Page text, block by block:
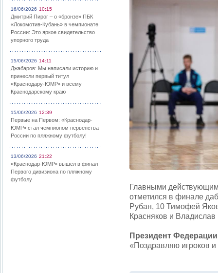
16/06/2026 10:15
Дмитрий Пирог – о «бронзе» ПБК
«Локомотив-Кубань» в чемпионате
России: Это яркое свидетельство
упорного труда
15/06/2026 14:11
Джабаров: Мы написали историю и
принесли первый титул
«Краснодару-ЮМР» и всему
Краснодарскому краю
15/06/2026 12:39
Первые на Первом: «Краснодар-
ЮМР» стал чемпионом первенства
России по пляжному футболу!
13/06/2026 21:22
«Краснодар-ЮМР» вышел в финал
Первого дивизиона по пляжному
футболу
Главными
отметился в финале
Рубан, 10 Тимофей
Красняков и
Президент
«Поздравляю игроков